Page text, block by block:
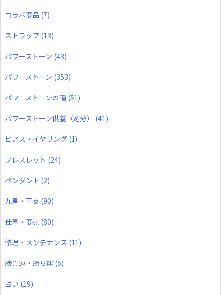
コラボ商品 (7)
ストラップ (13)
パワーストーン (43)
パワーストーン (353)
パワーストーンの種 (51)
パワーストーン供養（処分） (41)
ピアス・イヤリング (1)
ブレスレット (24)
ペンダント (2)
九星・干支 (90)
仕事・商売 (80)
修理・メンテナンス (11)
勝負運・勝ち運 (5)
占い (19)